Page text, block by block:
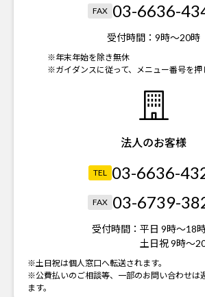
FAX 03-6636-
受付時間： 9時～20時
※年末年始を除き無休
※ガイダンスに従って、メニュー番号を押
法人のお客様
TEL 03-6636-
FAX 03-6739-
受付時間： 平日 9時～18
土日祝 9時～
※土日祝は個人窓口へ転送されます。
※公費払いのご相談等、一部のお問い合わせは
ます。